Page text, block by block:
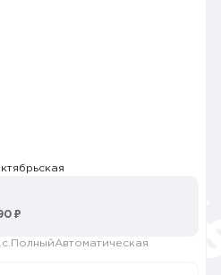
₽
ПолныйАвтоматическая